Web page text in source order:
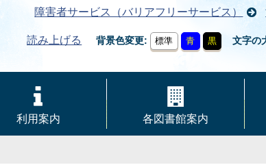
障害者サービス（バリアフリーサービス）
読み上げる 背景色変更 標準 青 黒 文字の
利用案内 各図書館案内